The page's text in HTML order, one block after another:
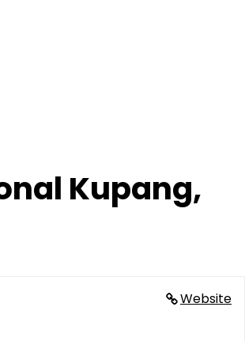
Kupang,
Website